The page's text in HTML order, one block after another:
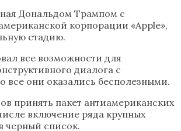
Дональдом Трампом с
корпорации «Apple»,
стадию.
все возможности для
диалога с
все они оказались бесполезными.
принять пакет антиамериканских
включение ряда крупных
список.